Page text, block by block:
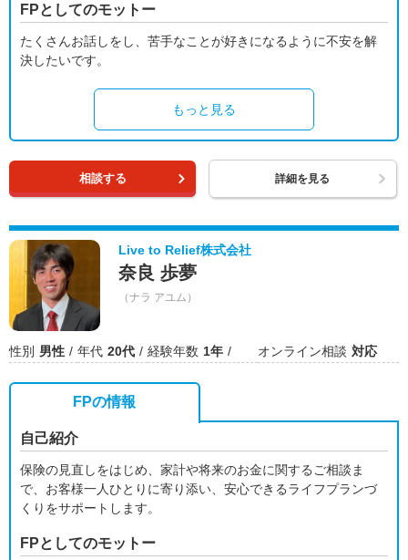
FPとしてのモットー
たくさんお話しをし、苦手なことが好きになるように不安を解
決したいです。
もっと見る
相談する 詳細を見る
Live to Relief株式会社
奈良 歩夢
（ナラ アユム）
性別 男性 年代 20代 経験年数 1年 オンライン相談 対応
FPの情報
自己紹介
保険の見直しをはじめ、家計や将来のお金に関するご相談ま
で、お客様一人ひとりに寄り添い、安心できるライフプランづ
くりをサポートします。
FPとしてのモットー